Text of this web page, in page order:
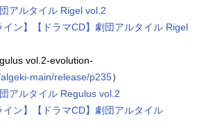
イン】【ドラマCD】劇団アルタイル Rigel
vol.2-evolution-
main/release/p235）
イン】【ドラマCD】劇団アルタイル